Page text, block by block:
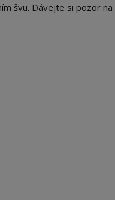
švu. Dávejte si pozor